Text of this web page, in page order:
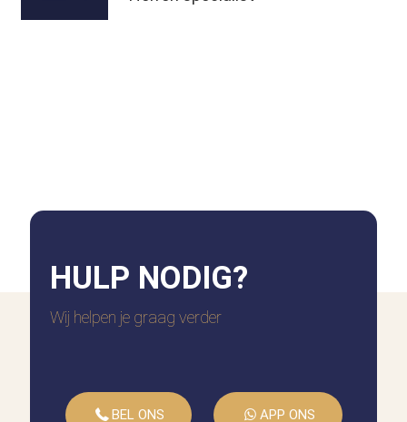
HULP NODIG?
Wij helpen je graag verder
BEL ONS APP ONS